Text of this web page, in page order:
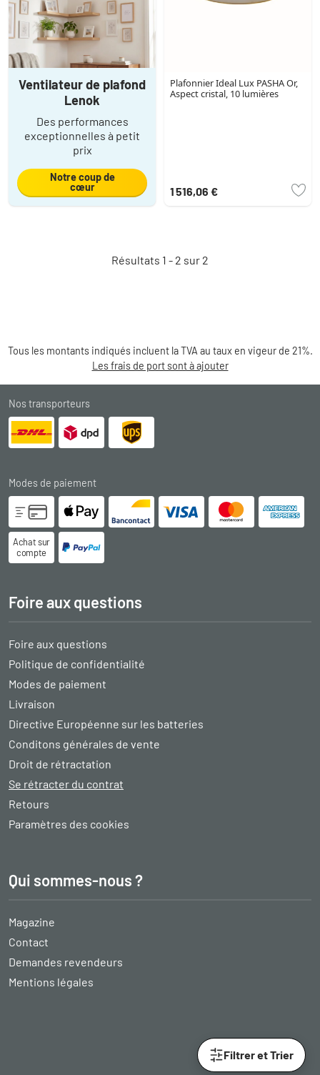
Filtrer et Trier
Ventilateur de plafond
Lenok
Des performances
exceptionnelles à petit
prix
Notre coup de
cœur
Plafonnier Ideal Lux PASHA Or,
Aspect cristal, 10 lumières
1 516,06 €
Résultats 1 - 2 sur 2
Tous les montants indiqués incluent la TVA au taux en vigeur de 21%.
Les frais de port sont à ajouter
Nos transporteurs
Modes de paiement
Achat sur
compte
Foire aux questions
Foire aux questions
Politique de confidentialité
Modes de paiement
Livraison
Directive Européenne sur les batteries
Conditons générales de vente
Droit de rétractation
Se rétracter du contrat
Retours
Paramètres des cookies
Qui sommes-nous ?
Magazine
Contact
Demandes revendeurs
Mentions légales